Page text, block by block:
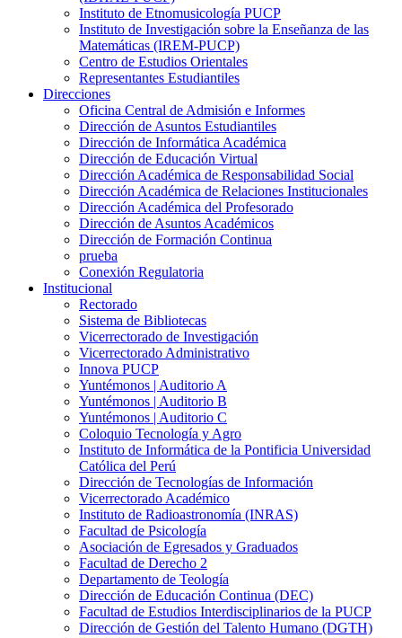
Instituto de Etnomusicología PUCP
Instituto de Investigación sobre la Enseñanza de las
Matemáticas (IREM-PUCP)
Centro de Estudios Orientales
Representantes Estudiantiles
Direcciones
Oficina Central de Admisión e Informes
Dirección de Asuntos Estudiantiles
Dirección de Informática Académica
Dirección de Educación Virtual
Dirección Académica de Responsabilidad Social
Dirección Académica de Relaciones Institucionales
Dirección Académica del Profesorado
Dirección de Asuntos Académicos
Dirección de Formación Continua
prueba
Conexión Regulatoria
Institucional
Rectorado
Sistema de Bibliotecas
Vicerrectorado de Investigación
Vicerrectorado Administrativo
Innova PUCP
Yuntémonos | Auditorio A
Yuntémonos | Auditorio B
Yuntémonos | Auditorio C
Coloquio Tecnología y Agro
Instituto de Informática de la Pontificia Universidad
Católica del Perú
Dirección de Tecnologías de Información
Vicerrectorado Académico
Instituto de Radioastronomía (INRAS)
Facultad de Psicología
Asociación de Egresados y Graduados
Facultad de Derecho 2
Departamento de Teología
Dirección de Educación Continua (DEC)
Facultad de Estudios Interdisciplinarios de la PUCP
Dirección de Gestión del Talento Humano (DGTH)